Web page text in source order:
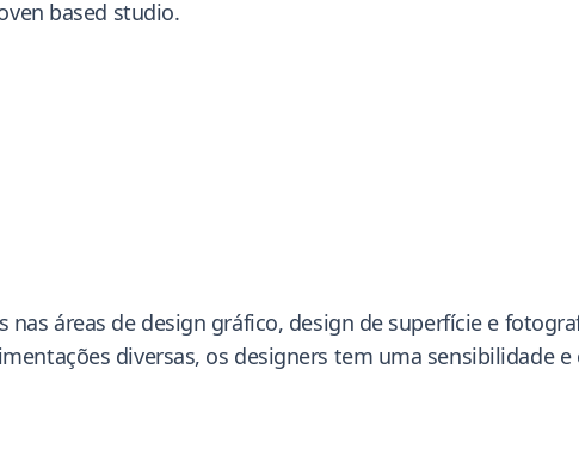
based studio.
áreas de design gráfico, design de superfície e
diversas, os designers tem uma sensibilidade